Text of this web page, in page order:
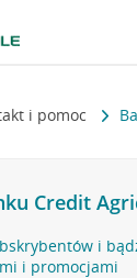
i pomoc
Credit
i
i promocjami